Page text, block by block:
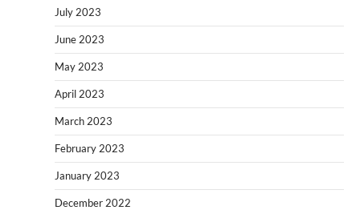
July 2023
June 2023
May 2023
April 2023
March 2023
February 2023
January 2023
December 2022